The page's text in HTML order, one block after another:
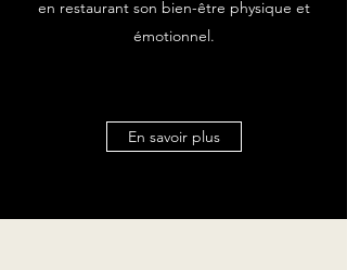
en restaurant son bien-être physique et
émotionnel.
En savoir plus